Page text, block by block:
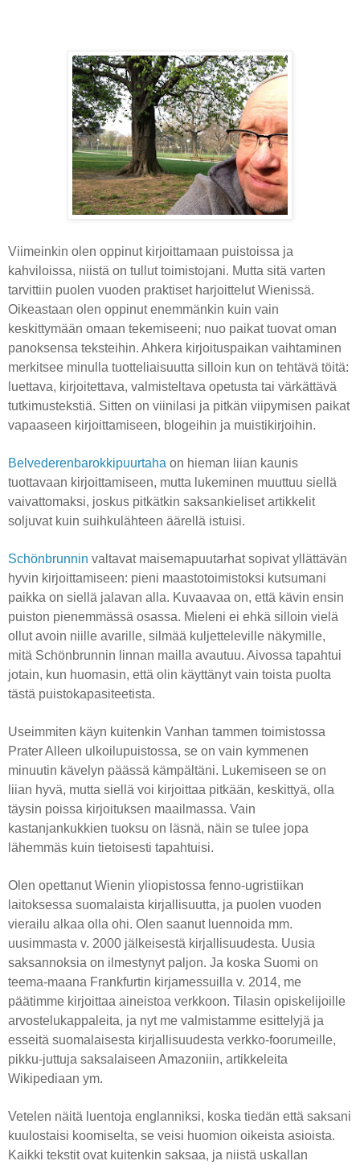
Viimeinkin olen oppinut kirjoittamaan puistoissa ja
kahviloissa, niistä on tullut toimistojani. Mutta sitä varten
tarvittiin puolen vuoden praktiset harjoittelut Wienissä.
Oikeastaan olen oppinut enemmänkin kuin vain
keskittymään omaan tekemiseeni; nuo paikat tuovat oman
panoksensa teksteihin. Ahkera kirjoituspaikan vaihtaminen
merkitsee minulla tuotteliaisuutta silloin kun on tehtävä töitä:
luettava, kirjoitettava, valmisteltava opetusta tai värkättävä
tutkimustekstiä. Sitten on viinilasi ja pitkän viipymisen paikat
vapaaseen kirjoittamiseen, blogeihin ja muistikirjoihin.
Belvederenbarokkipuurtaha on hieman liian kaunis
tuottavaan kirjoittamiseen, mutta lukeminen muuttuu siellä
vaivattomaksi, joskus pitkätkin saksankieliset artikkelit
soljuvat kuin suihkulähteen äärellä istuisi.
Schönbrunnin valtavat maisemapuutarhat sopivat yllättävän
hyvin kirjoittamiseen: pieni maastotoimistoksi kutsumani
paikka on siellä jalavan alla. Kuvaavaa on, että kävin ensin
puiston pienemmässä osassa. Mieleni ei ehkä silloin vielä
ollut avoin niille avarille, silmää kuljetteleville näkymille,
mitä Schönbrunnin linnan mailla avautuu. Aivossa tapahtui
jotain, kun huomasin, että olin käyttänyt vain toista puolta
tästä puistokapasiteetista.
Useimmiten käyn kuitenkin Vanhan tammen toimistossa
Prater Alleen ulkoilupuistossa, se on vain kymmenen
minuutin kävelyn päässä kämpältäni. Lukemiseen se on
liian hyvä, mutta siellä voi kirjoittaa pitkään, keskittyä, olla
täysin poissa kirjoituksen maailmassa. Vain
kastanjankukkien tuoksu on läsnä, näin se tulee jopa
lähemmäs kuin tietoisesti tapahtuisi.
Olen opettanut Wienin yliopistossa fenno-ugristiikan
laitoksessa suomalaista kirjallisuutta, ja puolen vuoden
vierailu alkaa olla ohi. Olen saanut luennoida mm.
uusimmasta v. 2000 jälkeisestä kirjallisuudesta. Uusia
saksannoksia on ilmestynyt paljon. Ja koska Suomi on
teema-maana Frankfurtin kirjamessuilla v. 2014, me
päätimme kirjoittaa aineistoa verkkoon. Tilasin opiskelijoille
arvostelukappaleita, ja nyt me valmistamme esittelyjä ja
esseitä suomalaisesta kirjallisuudesta verkko-foorumeille,
pikku-juttuja saksalaiseen Amazoniin, artikkeleita
Wikipediaan ym.
Vetelen näitä luentoja englanniksi, koska tiedän että saksani
kuulostaisi koomiselta, se veisi huomion oikeista asioista.
Kaikki tekstit ovat kuitenkin saksaa, ja niistä uskallan